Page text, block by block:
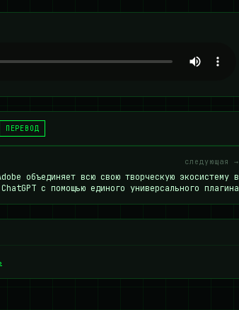
ПЕРЕВОД
следующая →
объединяет всю свою творческую экосистему в
ChatGPT с помощью единого универсального плагина